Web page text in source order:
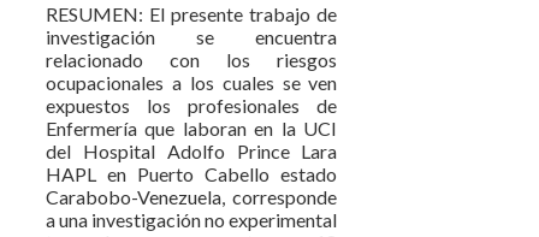
RESUMEN: El presente trabajo de
investigación se encuentra
relacionado con los riesgos
ocupacionales a los cuales se ven
expuestos los profesionales de
Enfermería que laboran en la UCI
del Hospital Adolfo Prince Lara
HAPL en Puerto Cabello estado
Carabobo-Venezuela, corresponde
a una investigación no experimental